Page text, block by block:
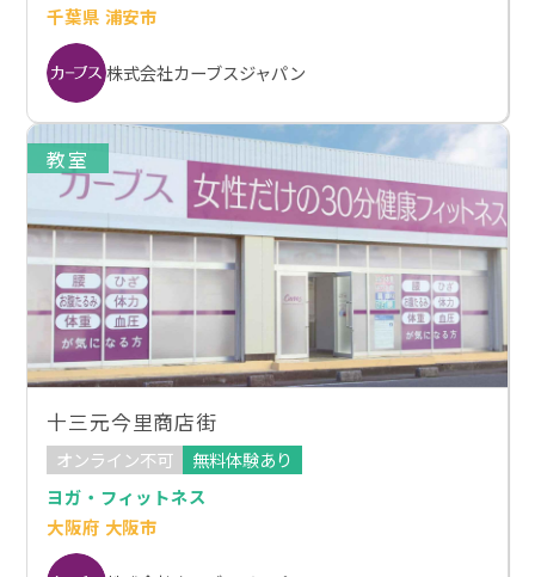
千葉県 浦安市
株式会社カーブスジャパン
教室
十三元今里商店街
オンライン不可
無料体験あり
ヨガ・フィットネス
大阪府 大阪市